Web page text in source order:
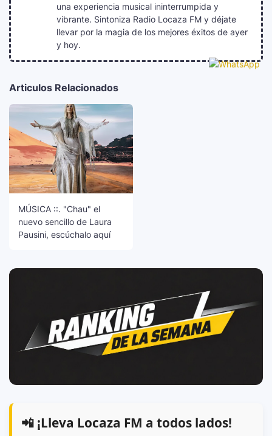
una experiencia musical ininterrumpida y
vibrante. Sintoniza Radio Locaza FM y déjate
llevar por la magia de los mejores éxitos de ayer
y hoy.
Articulos Relacionados
MÚSICA ::. "Chau" el
nuevo sencillo de Laura
Pausini, escúchalo aquí
📲 ¡Lleva Locaza FM a todos lados!